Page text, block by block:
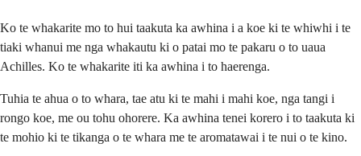
Ko te whakarite mo to hui taakuta ka awhina i a koe ki te whiwhi i te
tiaki whanui me nga whakautu ki o patai mo te pakaru o to uaua
Achilles. Ko te whakarite iti ka awhina i to haerenga.
Tuhia te ahua o to whara, tae atu ki te mahi i mahi koe, nga tangi i
rongo koe, me ou tohu ohorere. Ka awhina tenei korero i to taakuta ki
te mohio ki te tikanga o te whara me te aromatawai i te nui o te kino.